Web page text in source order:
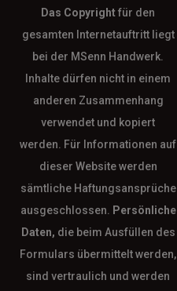
Das Copyrightfür den
gesamten Internetauftritt liegt
bei der MSenn Handwerk.
Inhalte dürfen nicht in einem
anderen Zusammenhang
verwendet und kopiert
werden. Für Informationen auf
dieser Website werden
sämtliche Haftungsansprüche
ausgeschlossen. Persönliche
Daten, die beim Ausfüllen des
Formulars übermittelt werden,
sind vertraulich und werden